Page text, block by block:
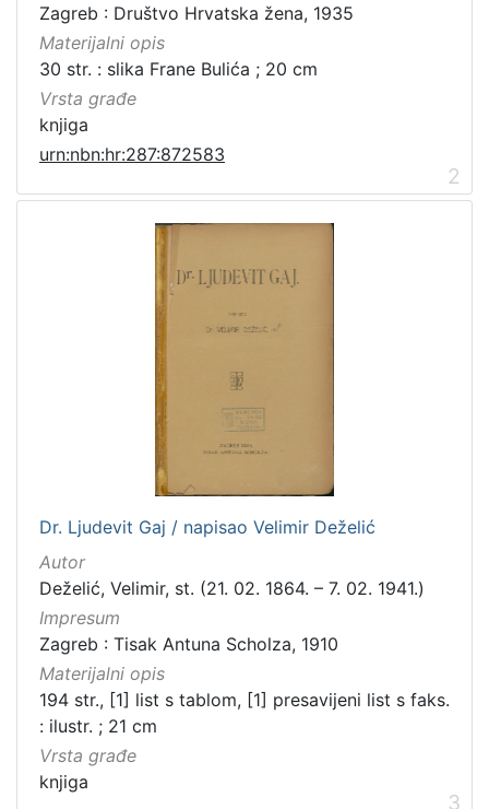
Zagreb : Društvo Hrvatska žena, 1935
Materijalni opis
30 str. : slika Frane Bulića ; 20 cm
Vrsta građe
knjiga
urn:nbn:hr:287:872583
2
Dr. Ljudevit Gaj / napisao Velimir Deželić
Autor
Deželić, Velimir, st. (21. 02. 1864. – 7. 02. 1941.)
Impresum
Zagreb : Tisak Antuna Scholza, 1910
Materijalni opis
194 str., [1] list s tablom, [1] presavijeni list s faks.
: ilustr. ; 21 cm
Vrsta građe
knjiga
3